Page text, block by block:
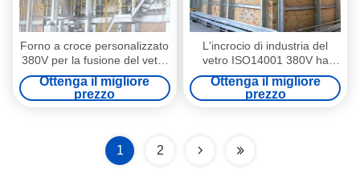
Forno a croce personalizzato
380V per la fusione del vetro
nell'industria del vetro
Ottenga il migliore
prezzo
L'incrocio di industria del
vetro ISO14001 380V ha
infornato Melter di vetro
Ottenga il migliore
prezzo
1 2